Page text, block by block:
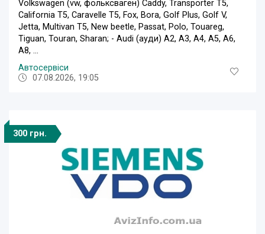
Volkswagen (vw, фольксваген) Caddy, Transporter T5,
California T5, Caravelle T5, Fox, Bora, Golf Plus, Golf V,
Jetta, Multivan T5, New beetle, Passat, Polo, Touareg,
Tiguan, Touran, Sharan; - Audi (ауди) A2, A3, A4, A5, A6,
A8, ...
Автосервіси
07.08.2026, 19:05
300 грн.